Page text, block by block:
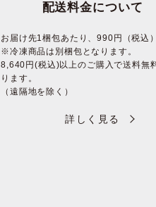
配送料金について
お届け先1梱包あたり、990円（税込）
※冷凍商品は別梱包となります。
8,640円(税込)以上のご購入で送料無
ります。
（遠隔地を除く）
詳しく見る